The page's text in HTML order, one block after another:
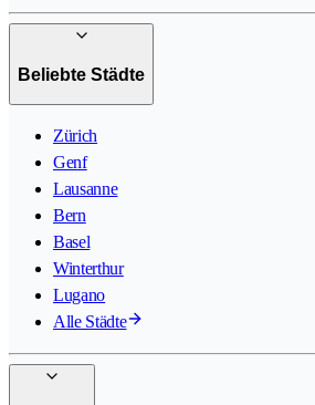
Beliebte Städte
Zürich
Genf
Lausanne
Bern
Basel
Winterthur
Lugano
Alle Städte